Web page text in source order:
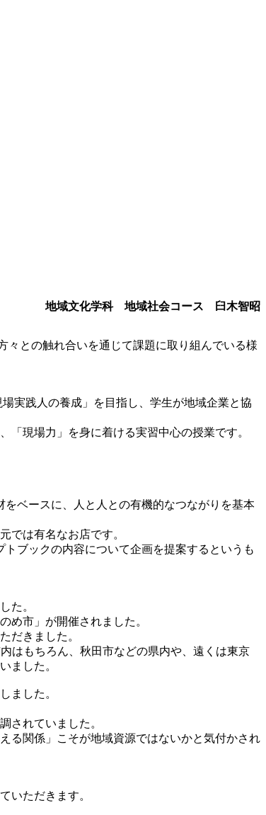
地域文化学科 地域社会コース 臼木智昭
との触れ合いを通じて課題に取り組んでいる様
実践人の養成」を目指し、学生が地域企業と協
現場力」を身に着ける実習中心の授業です。
ベースに、人と人との有機的なつながりを基本
では有名なお店です。
ブックの内容について企画を提案するというも
た。
め市」が開催されました。
だきました。
はもちろん、秋田市などの県内や、遠くは東京
ました。
ました。
されていました。
る関係」こそが地域資源ではないかと気付かされ
いただきます。